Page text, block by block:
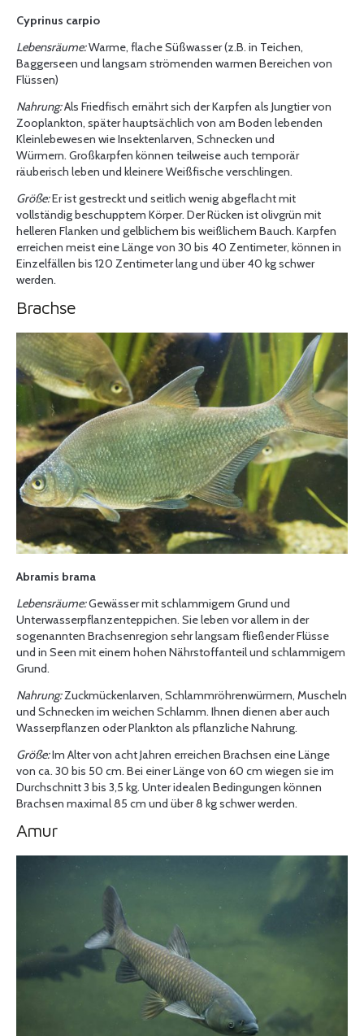
Cyprinus carpio
Lebensräume:Warme, flache Süßwasser (z.B. in Teichen,
Baggerseen und langsam strömenden warmen Bereichen von
Flüssen)
Nahrung:Als Friedfisch ernährt sich der Karpfen als Jungtier von
Zooplankton, später hauptsächlich von am Boden lebenden
Kleinlebewesen wie Insektenlarven, Schnecken und
Würmern. Großkarpfen können teilweise auch temporär
räuberisch leben und kleinere Weißfische verschlingen.
Größe:Er istgestreckt und seitlich wenig abgeflacht mit
vollständig beschupptem Körper. Der Rücken ist olivgrün mit
helleren Flanken und gelblichem bis weißlichem Bauch. Karpfen
erreichen meist eine Länge von 30 bis 40 Zentimeter, können in
Einzelfällen bis 120 Zentimeter lang und über 40 kg schwer
werden.
Brachse
Abramis brama
Lebensräume:Gewässer mit schlammigem Grund und
Unterwasserpflanzenteppichen. Sie leben vor allem in der
sogenannten Brachsenregion sehr langsam fließender Flüsse
und in Seen mit einem hohen Nährstoffanteil und schlammigem
Grund.
Nahrung:Zuckmückenlarven, Schlammröhrenwürmern, Muscheln
und Schnecken im weichen Schlamm. Ihnen dienen aber auch
Wasserpflanzen oder Plankton als pflanzliche Nahrung.
Größe:Im Alter von acht Jahren erreichen Brachsen eine Länge
von ca. 30 bis 50 cm. Bei einer Länge von 60 cm wiegen sie im
Durchschnitt 3 bis 3,5 kg. Unter idealen Bedingungen können
Brachsen maximal 85 cm und über 8 kg schwer werden.
Amur